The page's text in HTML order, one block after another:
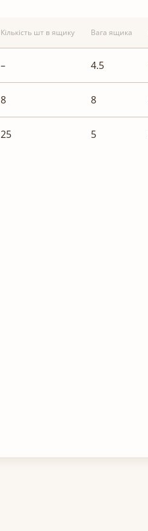
Кількість шт в ящику Вага ящика
– 4.5
8 8
25 5